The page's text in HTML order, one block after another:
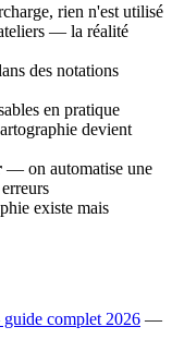
rien n'est utilisé
— la réalité
des notations
en pratique
devient
— on automatise une
existe mais
complet 2026 —